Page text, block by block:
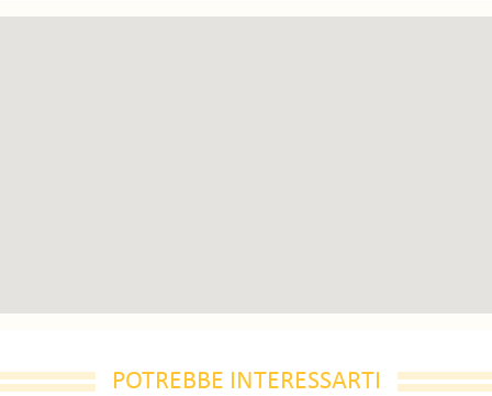
POTREBBE INTERESSARTI